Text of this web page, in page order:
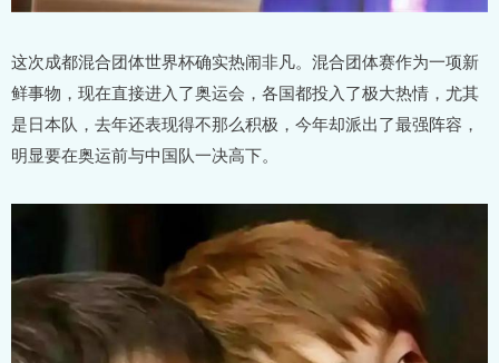
这次成都混合团体世界杯确实热闹非凡。混合团体赛作为一项新
鲜事物，现在直接进入了奥运会，各国都投入了极大热情，尤其
是日本队，去年还表现得不那么积极，今年却派出了最强阵容，
明显要在奥运前与中国队一决高下。